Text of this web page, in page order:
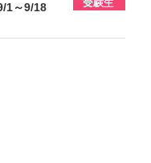
1～9/18